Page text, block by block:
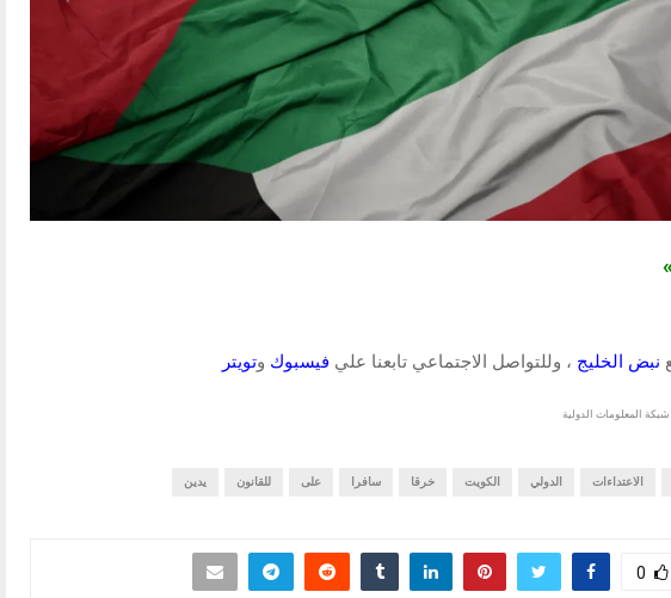
نبض الخليج ، وللتواصل الاجتماعي تابعنا علي فيسبوك وتويتر
المعلومات الدولية
الاعتداءات الدولي الكويت خرقا سافرا على للقانون يدين
0